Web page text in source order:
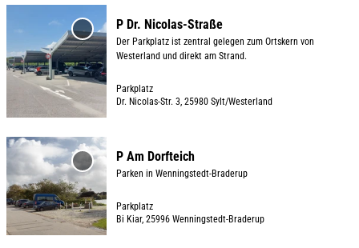
P
a
u
K
i
f
f
'
i
t
a
r
k
h
a
t
a
e
t
e
'
'P Dr.
Nicolas-
Straße' zur
Merkliste
hinzufügen
P Dr. Nicolas-Straße
Der Parkplatz ist zentral gelegen zum Ortskern von
Westerland und direkt am Strand.
Parkplatz
Dr. Nicolas-Str. 3, 25980 Sylt/Westerland
D
e
t
a
i
'P Am
Dorfteich'
zur
Merkliste
hinzufügen
P Am Dorfteich
Parken in Wenningstedt-Braderup
Parkplatz
Bi Kiar, 25996 Wenningstedt-Braderup